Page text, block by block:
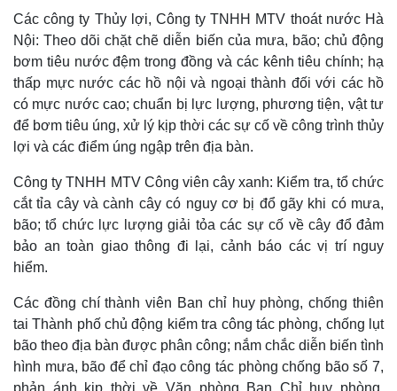
Kinh tế
Bất động sản
Khởi nghiệp
Thị trường
Giá vàng
Tiêu dùng
Tỷ giá
Chứng khoán
Các công ty Thủy lợi, Công ty TNHH MTV thoát nước Hà
Nội: Theo dõi chặt chẽ diễn biến của mưa, bão; chủ động
bơm tiêu nước đệm trong đồng và các kênh tiêu chính; hạ
thấp mực nước các hồ nội và ngoại thành đối với các hồ
có mực nước cao; chuẩn bị lực lượng, phương tiện, vật tư
để bơm tiêu úng, xử lý kịp thời các sự cố về công trình thủy
lợi và các điểm úng ngập trên địa bàn.
Công ty TNHH MTV Công viên cây xanh: Kiểm tra, tổ chức
cắt tỉa cây và cành cây có nguy cơ bị đổ gãy khi có mưa,
bão; tổ chức lực lượng giải tỏa các sự cố về cây đổ đảm
bảo an toàn giao thông đi lại, cảnh báo các vị trí nguy
hiểm.
Các đồng chí thành viên Ban chỉ huy phòng, chống thiên
tai Thành phố chủ động kiểm tra công tác phòng, chống lụt
bão theo địa bàn được phân công; nắm chắc diễn biến tình
hình mưa, bão để chỉ đạo công tác phòng chống bão số 7,
phản ánh kịp thời về Văn phòng Ban Chỉ huy phòng,